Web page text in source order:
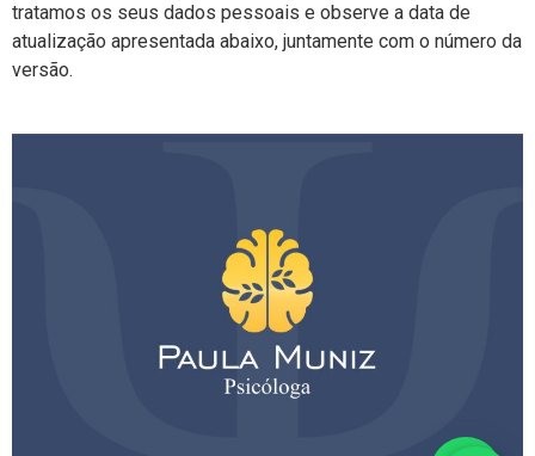
tratamos os seus dados pessoais e observe a data de
atualização apresentada abaixo, juntamente com o número da
versão.